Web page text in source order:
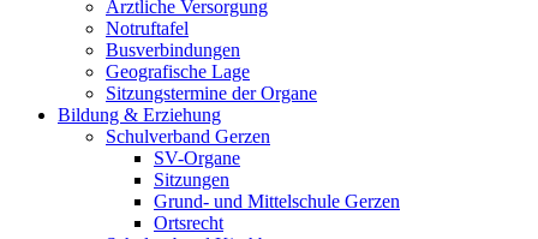
Ärztliche Versorgung
Notruftafel
Busverbindungen
Geografische Lage
Sitzungstermine der Organe
Bildung & Erziehung
Schulverband Gerzen
SV-Organe
Sitzungen
Grund- und Mittelschule Gerzen
Ortsrecht